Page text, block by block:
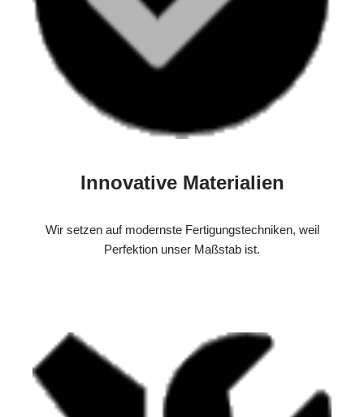
Innovative Materialien
Wir setzen auf modernste Fertigungstechniken, weil
Perfektion unser Maßstab ist.